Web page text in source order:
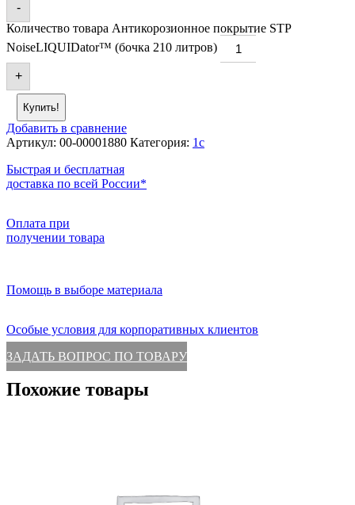
-
Количество товара Антикорозионное покрытие STP
NoiseLIQUIDator™ (бочка 210 литров)
+
Купить!
Добавить в сравнение
Артикул: 00-00001880 Категория: 1c
Быстрая и бесплатная
доставка по всей России*
Оплата при
получении товара
Помощь в выборе материала
Особые условия для корпоративных клиентов
ЗАДАТЬ ВОПРОС ПО ТОВАРУ
Похожие товары